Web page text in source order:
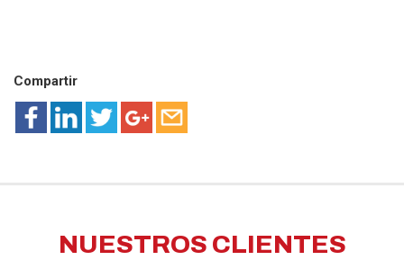
Compartir
NUESTROS CLIENTES